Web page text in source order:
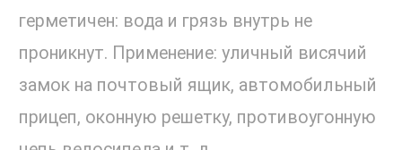
герметичен: вода и грязь внутрь не
проникнут. Применение: уличный висячий
замок на почтовый ящик, автомобильный
прицеп, оконную решетку, противоугонную